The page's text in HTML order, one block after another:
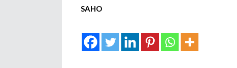
SAHO